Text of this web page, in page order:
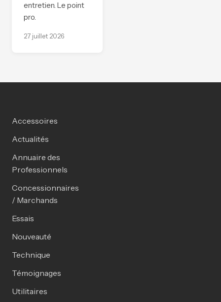
entretien. Le point
pro.
27 juillet 2026
Accessoires
Actualités
Annuaire des
Professionnels
Concessionnaires
/ Marchands
Essais
Nouveauté
Technique
Témoignages
Utilitaires